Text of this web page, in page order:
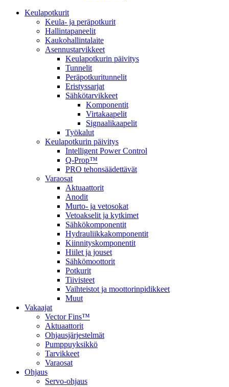
Keulapotkurit
Keula- ja peräpotkurit
Hallintapaneelit
Kaukohallintalaite
Asennustarvikkeet
Keulapotkurin päivitys
Tunnelit
Peräpotkuritunnelit
Eristyssarjat
Sähkötarvikkeet
Komponentit
Virtakaapelit
Signaalikaapelit
Työkalut
Keulapotkurin päivitys
Intelligent Power Control
Q-Prop™
PRO tehonsäädettävät
Varaosat
Aktuaattorit
Anodit
Murto- ja vetosokat
Vetoakselit ja kytkimet
Sähkökomponentit
Hydrauliikkakomponentit
Kiinnityskomponentit
Hiilet ja jouset
Sähkömoottorit
Potkurit
Tiivisteet
Vaihteistot ja moottorinpidikkeet
Muut
Vakaajat
Vector Fins™
Aktuaattorit
Ohjausjärjestelmät
Pumppuyksikkö
Tarvikkeet
Varaosat
Ohjaus
Servo-ohjaus